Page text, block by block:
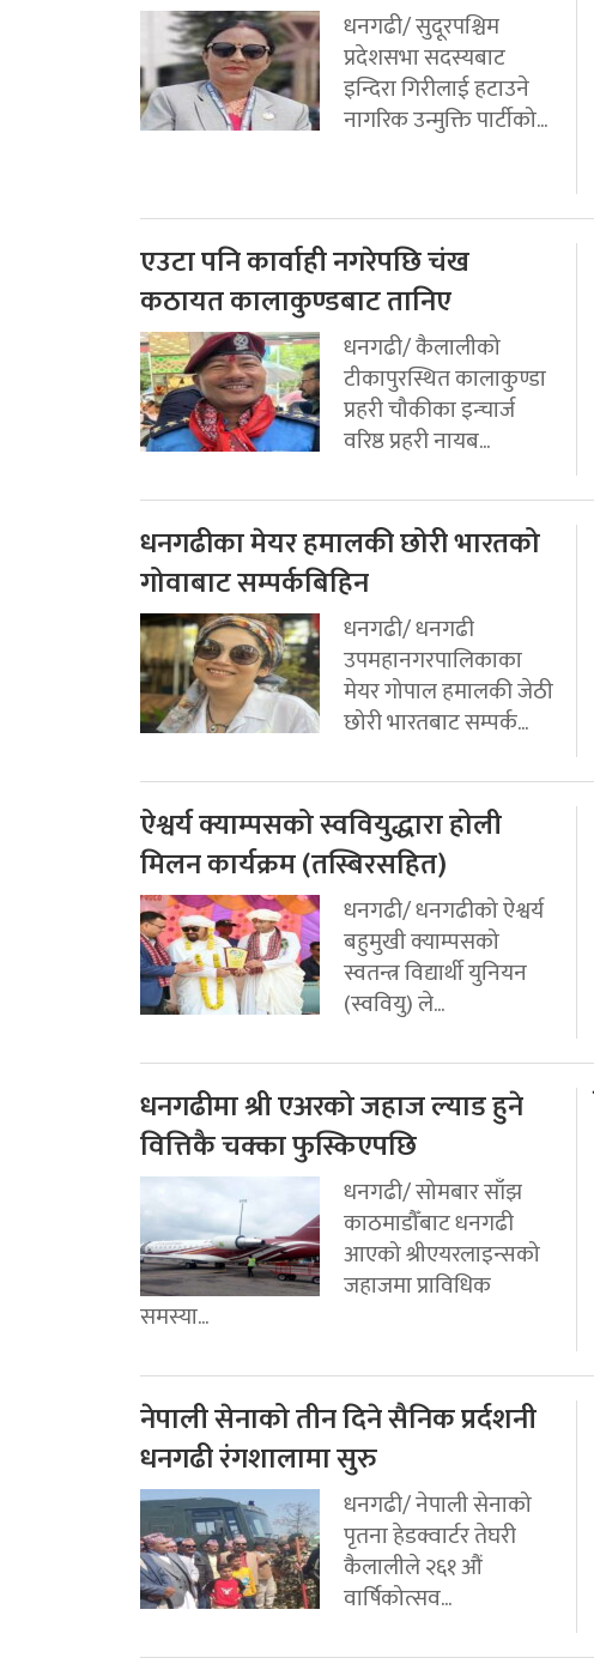
धनगढी/ सुदूरपश्चिम
प्रदेशसभा सदस्यबाट
इन्दिरा गिरीलाई हटाउने
नागरिक उन्मुक्ति पार्टीको...
एउटा पनि कार्वाही नगरेपछि चंख
कठायत कालाकुण्डबाट तानिए
धनगढी/ कैलालीको
टीकापुरस्थित कालाकुण्डा
प्रहरी चौकीका इन्चार्ज
वरिष्ठ प्रहरी नायब...
धनगढीका मेयर हमालकी छोरी भारतको
गोवाबाट सम्पर्कबिहिन
धनगढी/ धनगढी
उपमहानगरपालिकाका
मेयर गोपाल हमालकी जेठी
छोरी भारतबाट सम्पर्क...
ऐश्वर्य क्याम्पसको स्ववियुद्धारा होली
मिलन कार्यक्रम (तस्बिरसहित)
धनगढी/ धनगढीको ऐश्वर्य
बहुमुखी क्याम्पसको
स्वतन्त्र विद्यार्थी युनियन
(स्ववियु) ले...
धनगढीमा श्री एअरको जहाज ल्याड हुने
वित्तिकै चक्का फुस्किएपछि
धनगढी/ सोमबार साँझ
काठमाडौँबाट धनगढी
आएको श्रीएयरलाइन्सको
जहाजमा प्राविधिक
समस्या...
नेपाली सेनाको तीन दिने सैनिक प्रर्दशनी
धनगढी रंगशालामा सुरु
धनगढी/ नेपाली सेनाको
पृतना हेडक्वार्टर तेघरी
कैलालीले २६१ औं
वार्षिकोत्सव...